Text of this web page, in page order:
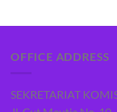
OFFICE ADDRESS
SEKRETARIAT